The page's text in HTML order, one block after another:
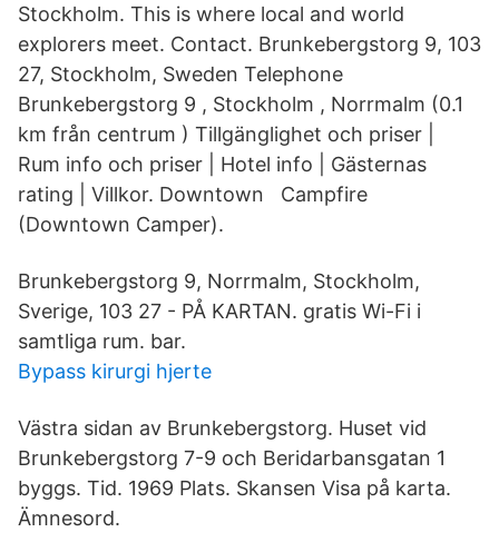
Stockholm. This is where local and world
explorers meet. Contact. Brunkebergstorg 9, 103
27, Stockholm, Sweden Telephone
Brunkebergstorg 9 , Stockholm , Norrmalm (0.1
km från centrum ) Tillgänglighet och priser |
Rum info och priser | Hotel info | Gästernas
rating | Villkor. Downtown Campfire
(Downtown Camper).
Brunkebergstorg 9, Norrmalm, Stockholm,
Sverige, 103 27 - PÅ KARTAN. gratis Wi-Fi i
samtliga rum. bar.
Bypass kirurgi hjerte
Västra sidan av Brunkebergstorg. Huset vid
Brunkebergstorg 7-9 och Beridarbansgatan 1
byggs. Tid. 1969 Plats. Skansen Visa på karta.
Ämnesord.